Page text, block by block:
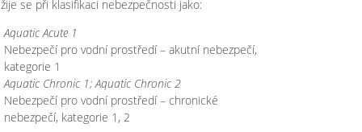
se při klasifikaci nebezpečnosti jako:
Aquatic Acute 1
Nebezpečí pro vodní prostředí – akutní nebezpečí,
kategorie 1
Aquatic Chronic 1; Aquatic Chronic 2
Nebezpečí pro vodní prostředí – chronické
nebezpečí, kategorie 1, 2